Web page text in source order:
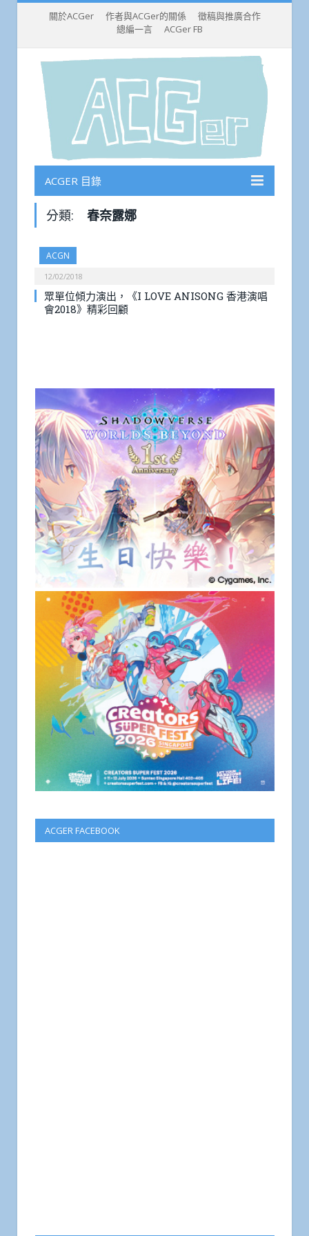
關於ACGer 作者與ACGer的關係
徵稿與推廣合作
總編一言
ACGer FB
ACGER 目錄
分類: 春奈露娜
ACGN
12/02/2018
眾單位傾力演出，《I LOVE ANISONG 香港演唱
會2018》精彩回顧
ACGER FACEBOOK